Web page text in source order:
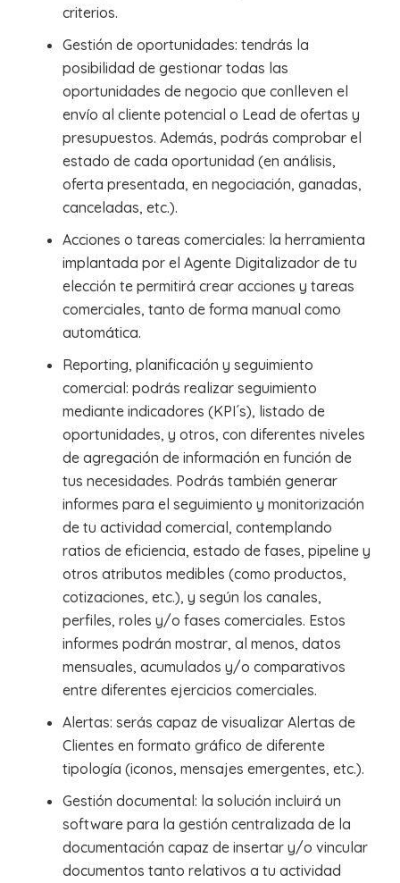
criterios.
Gestión de oportunidades: tendrás la
posibilidad de gestionar todas las
oportunidades de negocio que conlleven el
envío al cliente potencial o Lead de ofertas y
presupuestos. Además, podrás comprobar el
estado de cada oportunidad (en análisis,
oferta presentada, en negociación, ganadas,
canceladas, etc.).
Acciones o tareas comerciales: la herramienta
implantada por el Agente Digitalizador de tu
elección te permitirá crear acciones y tareas
comerciales, tanto de forma manual como
automática.
Reporting, planificación y seguimiento
comercial: podrás realizar seguimiento
mediante indicadores (KPI´s), listado de
oportunidades, y otros, con diferentes niveles
de agregación de información en función de
tus necesidades. Podrás también generar
informes para el seguimiento y monitorización
de tu actividad comercial, contemplando
ratios de eficiencia, estado de fases, pipeline y
otros atributos medibles (como productos,
cotizaciones, etc.), y según los canales,
perfiles, roles y/o fases comerciales. Estos
informes podrán mostrar, al menos, datos
mensuales, acumulados y/o comparativos
entre diferentes ejercicios comerciales.
Alertas: serás capaz de visualizar Alertas de
Clientes en formato gráfico de diferente
tipología (iconos, mensajes emergentes, etc.).
Gestión documental: la solución incluirá un
software para la gestión centralizada de la
documentación capaz de insertar y/o vincular
documentos tanto relativos a tu actividad